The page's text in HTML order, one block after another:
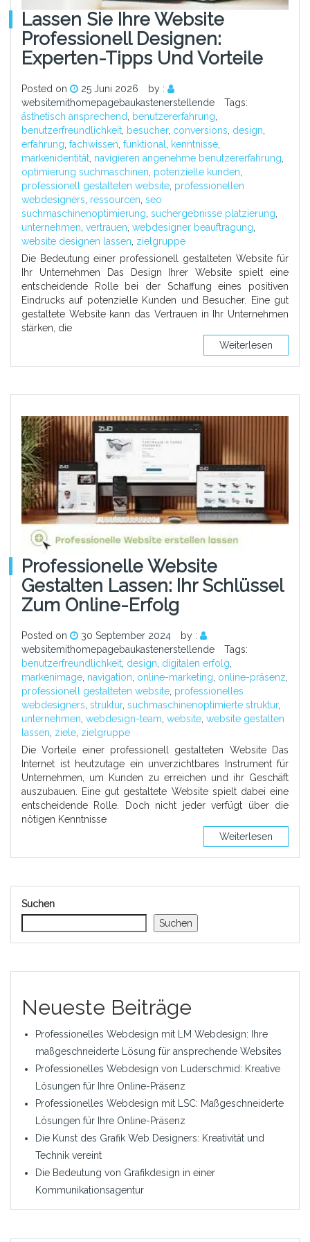
Lassen Sie Ihre Website
Professionell Designen:
Experten-Tipps Und Vorteile
Posted on 25 Juni 2026
by :
websitemithomepagebaukastenerstellende
Tags:
ästhetisch ansprechend
benutzererfahrung
benutzerfreundlichkeit besucher, conversions design
erfahrung fachwissen funktional kenntnisse
markenidentität navigieren angenehme benutzererfahrung
optimierung suchmaschinen potenzielle kunden
professionell gestalteten website professionellen
webdesigners ressourcen seo
suchmaschinenoptimierung suchergebnisse platzierung
unternehmen vertrauen webdesigner beauftragung
website designen lassen zielgruppe
Die Bedeutung einer professionell gestalteten Website für
Ihr Unternehmen Das Design Ihrer Website spielt eine
entscheidende Rolle bei der Schaffung eines positiven
Eindrucks auf potenzielle Kunden und Besucher. Eine gut
gestaltete Website kann das Vertrauen in Ihr Unternehmen
stärken, die
Weiterlesen
Professionelle Website
Gestalten Lassen: Ihr Schlüssel
Zum Online-Erfolg
Posted on 30 September 2024
by :
websitemithomepagebaukastenerstellende
Tags:
benutzerfreundlichkeit design digitalen erfolg
markenimage navigation online-marketing online-präsenz
professionell gestalteten website professionelles
webdesigners struktur, suchmaschinenoptimierte struktur,
unternehmen webdesign-team website website gestalten
lassen ziele zielgruppe
Die Vorteile einer professionell gestalteten Website Das
Internet ist heutzutage ein unverzichtbares Instrument für
Unternehmen, um Kunden zu erreichen und ihr Geschäft
auszubauen. Eine gut gestaltete Website spielt dabei eine
entscheidende Rolle. Doch nicht jeder verfügt über die
nötigen Kenntnisse
Weiterlesen
Suchen
Suchen
Neueste Beiträge
Professionelles Webdesign mit LM Webdesign: Ihre
maßgeschneiderte Lösung für ansprechende Websites
Professionelles Webdesign von Luderschmid: Kreative
Lösungen für Ihre Online-Präsenz
Professionelles Webdesign mit LSC: Maßgeschneiderte
Lösungen für Ihre Online-Präsenz
Die Kunst des Grafik Web Designers: Kreativität und
Technik vereint
Die Bedeutung von Grafikdesign in einer
Kommunikationsagentur